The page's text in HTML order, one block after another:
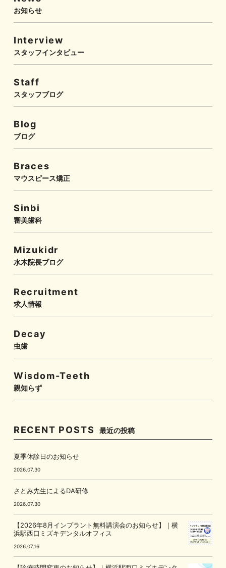
お知らせ
Interview
スタッフインタビュー
Staff
スタッフブログ
Blog
ブログ
Braces
マウスピース矯正
Sinbi
審美歯科
Mizukidr
水木院長ブログ
Recruitment
求人情報
Decay
虫歯
Wisdom-Teeth
親知らず
RECENT POSTS 最近の投稿
夏季休診日のお知らせ
2026.07.30
さとみ先生によるDA研修
2026.07.30
【2026年8月インプラント無料講演会のお知らせ】｜横
浜駅西口ミズキデンタルオフィス
2026.07.16